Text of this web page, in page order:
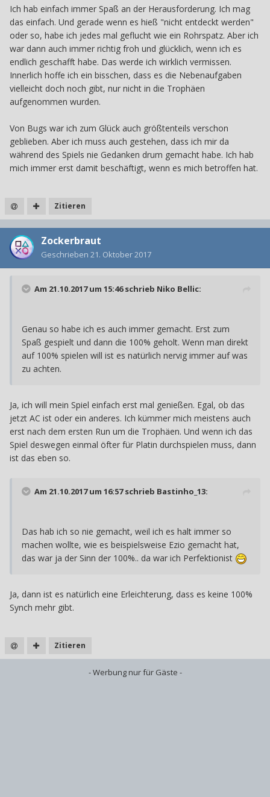
Das war so mein "Hauptproblem" damit...Angst vor Bugs
+ evtl. die Synchro etc. komplett von vorne machen zu
müssen.
Ich hab einfach immer Spaß an der Herausforderung. Ich mag
das einfach. Und gerade wenn es hieß "nicht entdeckt werden"
oder so, habe ich jedes mal geflucht wie ein Rohrspatz. Aber ich
war dann auch immer richtig froh und glücklich, wenn ich es
endlich geschafft habe. Das werde ich wirklich vermissen.
Innerlich hoffe ich ein bisschen, dass es die Nebenaufgaben
vielleicht doch noch gibt, nur nicht in die Trophäen
aufgenommen wurden.
Von Bugs war ich zum Glück auch größtenteils verschon
geblieben. Aber ich muss auch gestehen, dass ich mir da
während des Spiels nie Gedanken drum gemacht habe. Ich hab
mich immer erst damit beschäftigt, wenn es mich betroffen hat.
Zitieren
Zockerbraut
Geschrieben 21. Oktober 2017
Am 21.10.2017 um 15:46 schrieb Niko Bellic:
Genau so habe ich es auch immer gemacht. Erst zum
Spaß gespielt und dann die 100% geholt. Wenn man direkt
auf 100% spielen will ist es natürlich nervig immer auf was
zu achten.
Ja, ich will mein Spiel einfach erst mal genießen. Egal, ob das
jetzt AC ist oder ein anderes. Ich kümmer mich meistens auch
erst nach dem ersten Run um die Trophäen. Und wenn ich das
Spiel deswegen einmal öfter für Platin durchspielen muss, dann
ist das eben so.
Am 21.10.2017 um 16:57 schrieb Bastinho_13:
Das hab ich so nie gemacht, weil ich es halt immer so
machen wollte, wie es beispielsweise Ezio gemacht hat,
das war ja der Sinn der 100%.. da war ich Perfektionist
Ja, dann ist es natürlich eine Erleichterung, dass es keine 100%
Synch mehr gibt.
Zitieren
- Werbung nur für Gäste -